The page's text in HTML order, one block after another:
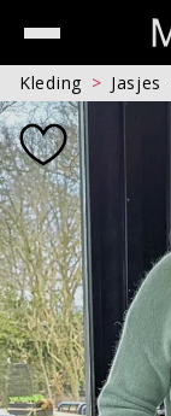
Kleding Jasjes